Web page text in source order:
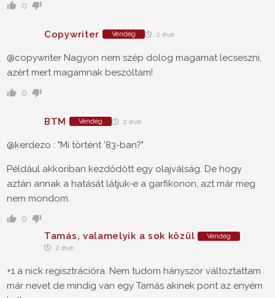
0
Copywriter Vendég 2 éve
@copywriter Nagyon nem szép dolog magamat lecseszni,
azért mert magamnak beszóltam!
0
BTM Vendég 2 éve
@kerdezo : "Mi történt ’83-ban?"
Például akkoriban kezdődött egy olajválság. De hogy
aztán annak a hatását látjuk-e a garfikonon, azt már meg
nem mondom.
0
Tamás, valamelyik a sok közül Vendég
2 éve
+1 a nick regisztrációra. Nem tudom hányszor változtattam
már nevet de mindig van egy Tamás akinek pont az enyém